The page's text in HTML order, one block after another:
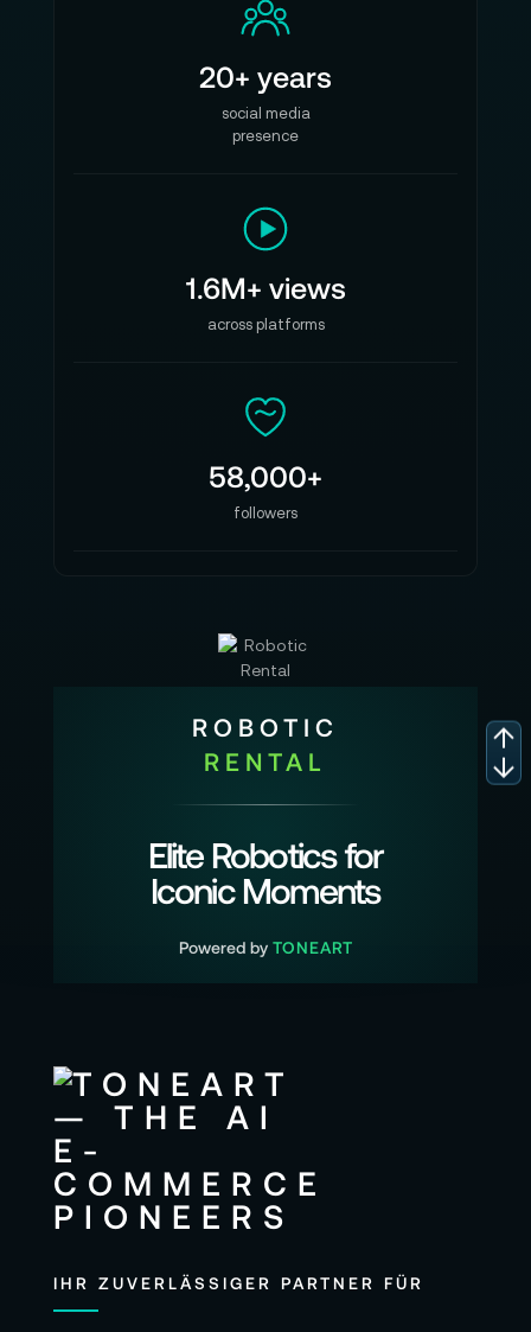
20+ years
social media
presence
1.6M+ views
across platforms
58,000+
followers
ROBOTIC
RENTAL
Elite Robotics for
Iconic Moments
Powered by TONEART
IHR ZUVERLÄSSIGER PARTNER FÜR